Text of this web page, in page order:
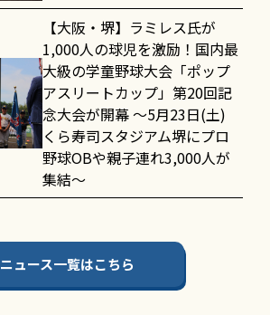
【大阪・堺】ラミレス氏が
1,000人の球児を激励！国内最
大級の学童野球大会「ポップ
アスリートカップ」第20回記
念大会が開幕 〜5月23日(土)
くら寿司スタジアム堺にプロ
野球OBや親子連れ3,000人が
集結〜
ニュース一覧はこちら